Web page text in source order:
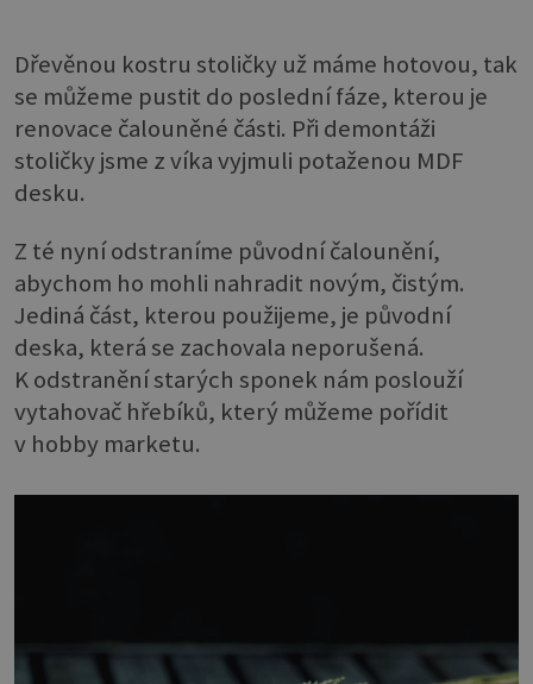
Dřevěnou kostru stoličky už máme hotovou, tak
se můžeme pustit do poslední fáze, kterou je
renovace čalouněné části. Při demontáži
stoličky jsme z víka vyjmuli potaženou MDF
desku.
Z té nyní odstraníme původní čalounění,
abychom ho mohli nahradit novým, čistým.
Jediná část, kterou použijeme, je původní
deska, která se zachovala neporušená.
K odstranění starých sponek nám poslouží
vytahovač hřebíků, který můžeme pořídit
v hobby marketu.